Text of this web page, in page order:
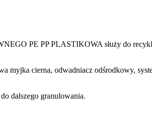
PE PP PLASTIKOWA służy do
myjka cierna, odwadniacz odśrodkowy,
dalszego granulowania.